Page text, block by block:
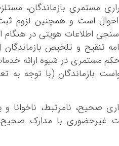
مستمری بازماندگان،
است و همچنین لزوم
اطلاعات هویتی در هنگام
حکم مستمری در شیوه ارائه
بازماندگان (با توجه به
صحیح، نامرتبط، ناخوانا
غیرحضوری با مدارک